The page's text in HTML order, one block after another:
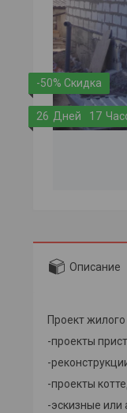
-50%
26 Дней 1 7
Описание
Проект
-проекты
-
-проекты
-эскизные или